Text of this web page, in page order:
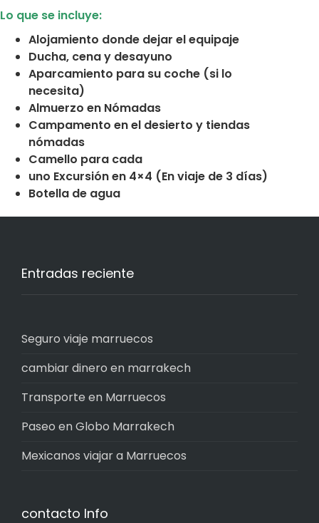
Lo que se incluye:
Alojamiento donde dejar el equipaje
Ducha, cena y desayuno
Aparcamiento para su coche (si lo
necesita)
Almuerzo en Nómadas
Campamento en el desierto y tiendas
nómadas
Camello para cada
uno Excursión en 4×4 (En viaje de 3 días)
Botella de agua
Entradas reciente
Seguro viaje marruecos
cambiar dinero en marrakech
Transporte en Marruecos
Paseo en Globo Marrakech
Mexicanos viajar a Marruecos
contacto Info